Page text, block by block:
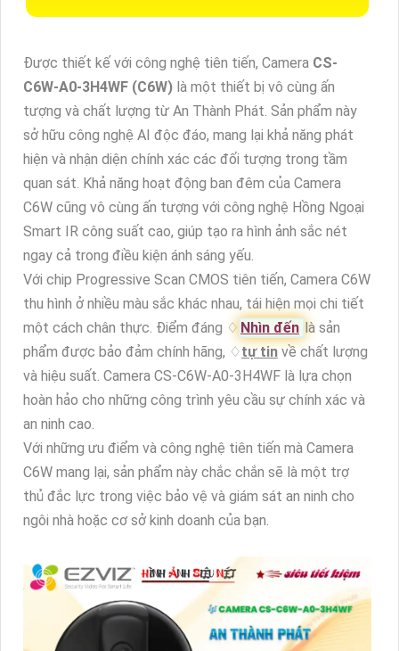
Được thiết kế với công nghệ tiên tiến, Camera CS-
C6W-A0-3H4WF (C6W) là một thiết bị vô cùng ấn
tượng và chất lượng từ An Thành Phát. Sản phẩm này
sở hữu công nghệ AI độc đáo, mang lại khả năng phát
hiện và nhận diện chính xác các đối tượng trong tầm
quan sát. Khả năng hoạt động ban đêm của Camera
C6W cũng vô cùng ấn tượng với công nghệ Hồng Ngoại
Smart IR công suất cao, giúp tạo ra hình ảnh sắc nét
ngay cả trong điều kiện ánh sáng yếu.
Với chip Progressive Scan CMOS tiên tiến, Camera C6W
thu hình ở nhiều màu sắc khác nhau, tái hiện mọi chi tiết
một cách chân thực. Điểm đáng ♢ Nhìn đến là sản
phẩm được bảo đảm chính hãng, ♢tự tin về chất lượng
và hiệu suất. Camera CS-C6W-A0-3H4WF là lựa chọn
hoàn hảo cho những công trình yêu cầu sự chính xác và
an ninh cao.
Với những ưu điểm và công nghệ tiên tiến mà Camera
C6W mang lại, sản phẩm này chắc chắn sẽ là một trợ
thủ đắc lực trong việc bảo vệ và giám sát an ninh cho
ngôi nhà hoặc cơ sở kinh doanh của bạn.